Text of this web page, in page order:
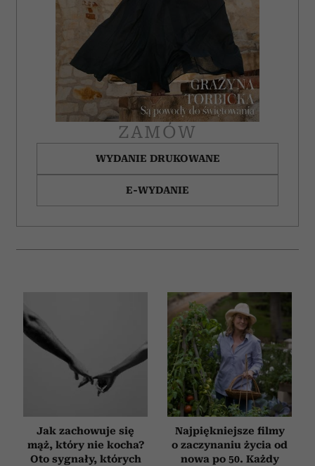
ZAMÓW
WYDANIE DRUKOWANE
E-WYDANIE
Jak zachowuje się
mąż, który nie kocha?
Oto sygnały, których
Najpiękniejsze filmy
o zaczynaniu życia od
nowa po 50. Każdy